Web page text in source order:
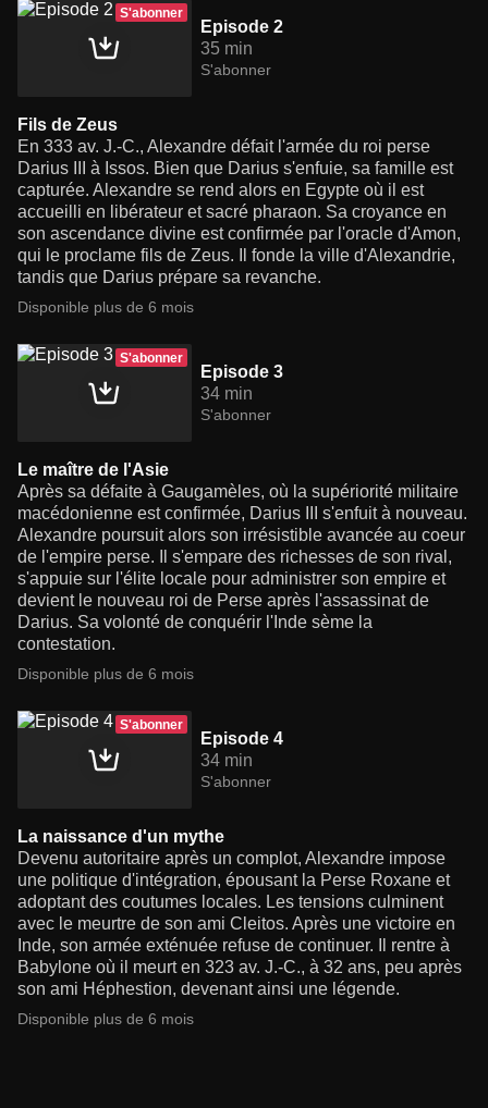
S'abonner
Episode 2
35 min
S'abonner
Fils de Zeus
En 333 av. J.-C., Alexandre défait l'armée du roi perse
Darius III à Issos. Bien que Darius s'enfuie, sa famille est
capturée. Alexandre se rend alors en Egypte où il est
accueilli en libérateur et sacré pharaon. Sa croyance en
son ascendance divine est confirmée par l'oracle d'Amon,
qui le proclame fils de Zeus. Il fonde la ville d'Alexandrie,
tandis que Darius prépare sa revanche.
Disponible plus de 6 mois
S'abonner
Episode 3
34 min
S'abonner
Le maître de l'Asie
Après sa défaite à Gaugamèles, où la supériorité militaire
macédonienne est confirmée, Darius III s'enfuit à nouveau.
Alexandre poursuit alors son irrésistible avancée au coeur
de l'empire perse. Il s'empare des richesses de son rival,
s'appuie sur l'élite locale pour administrer son empire et
devient le nouveau roi de Perse après l'assassinat de
Darius. Sa volonté de conquérir l'Inde sème la
contestation.
Disponible plus de 6 mois
S'abonner
Episode 4
34 min
S'abonner
La naissance d'un mythe
Devenu autoritaire après un complot, Alexandre impose
une politique d'intégration, épousant la Perse Roxane et
adoptant des coutumes locales. Les tensions culminent
avec le meurtre de son ami Cleitos. Après une victoire en
Inde, son armée exténuée refuse de continuer. Il rentre à
Babylone où il meurt en 323 av. J.-C., à 32 ans, peu après
son ami Héphestion, devenant ainsi une légende.
Disponible plus de 6 mois